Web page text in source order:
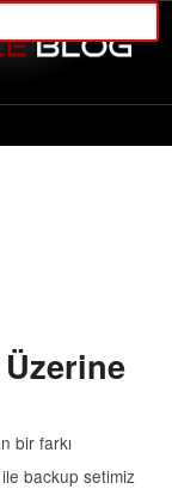
bir farkı
backup setimiz